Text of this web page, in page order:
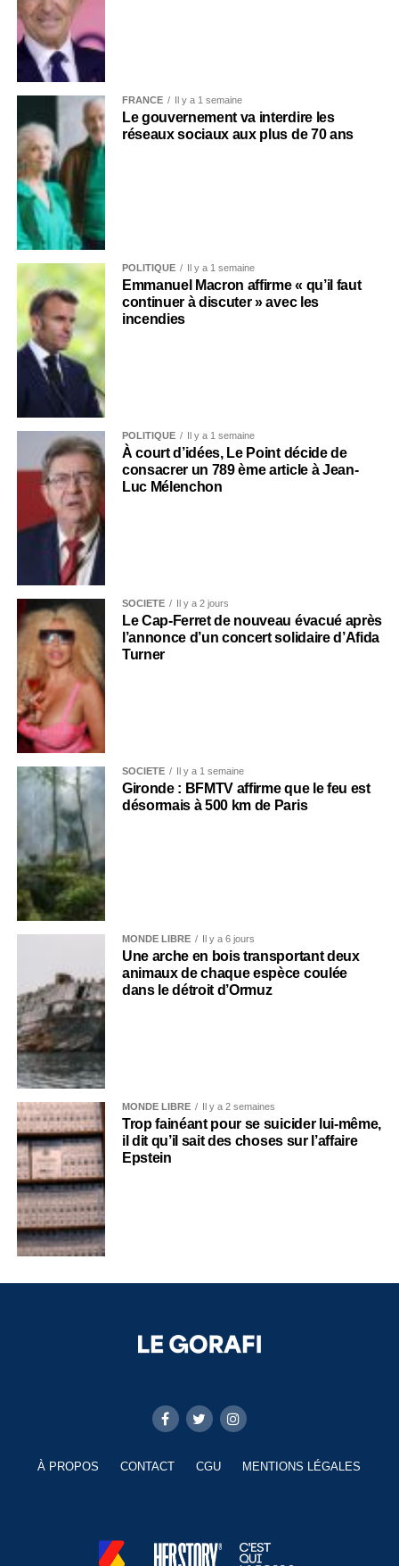
FRANCE Il y a 1 semaine
Le gouvernement va interdire les
réseaux sociaux aux plus de 70 ans
POLITIQUE Il y a 1 semaine
Emmanuel Macron affirme « qu’il faut
continuer à discuter » avec les
incendies
POLITIQUE Il y a 1 semaine
À court d’idées, Le Point décide de
consacrer un 789 ème article à Jean-
Luc Mélenchon
SOCIÉTÉ Il y a 2 jours
Le Cap-Ferret de nouveau évacué après
l’annonce d’un concert solidaire d’Afida
Turner
SOCIÉTÉ Il y a 1 semaine
Gironde : BFMTV affirme que le feu est
désormais à 500 km de Paris
MONDE LIBRE Il y a 6 jours
Une arche en bois transportant deux
animaux de chaque espèce coulée
dans le détroit d’Ormuz
MONDE LIBRE Il y a 2 semaines
Trop fainéant pour se suicider lui-même,
il dit qu’il sait des choses sur l’affaire
Epstein
À PROPOS CONTACT CGU MENTIONS LÉGALES